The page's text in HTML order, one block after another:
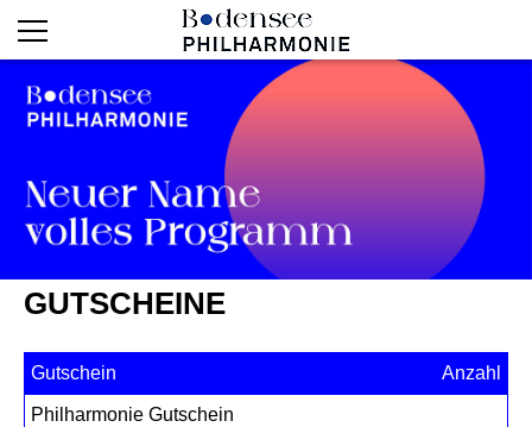
GUTSCHEINE
Gutschein Anzahl
Philharmonie Gutschein